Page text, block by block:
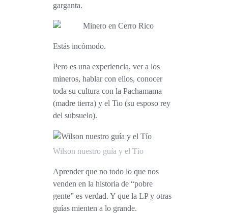
garganta.
Estás incómodo.
Pero es una experiencia, ver a los
mineros, hablar con ellos, conocer
toda su cultura con la Pachamama
(madre tierra) y el Tio (su esposo rey
del subsuelo).
Wilson nuestro guía y el Tío
Aprender que no todo lo que nos
venden en la historia de “pobre
gente” es verdad. Y que la LP y otras
guías mienten a lo grande.